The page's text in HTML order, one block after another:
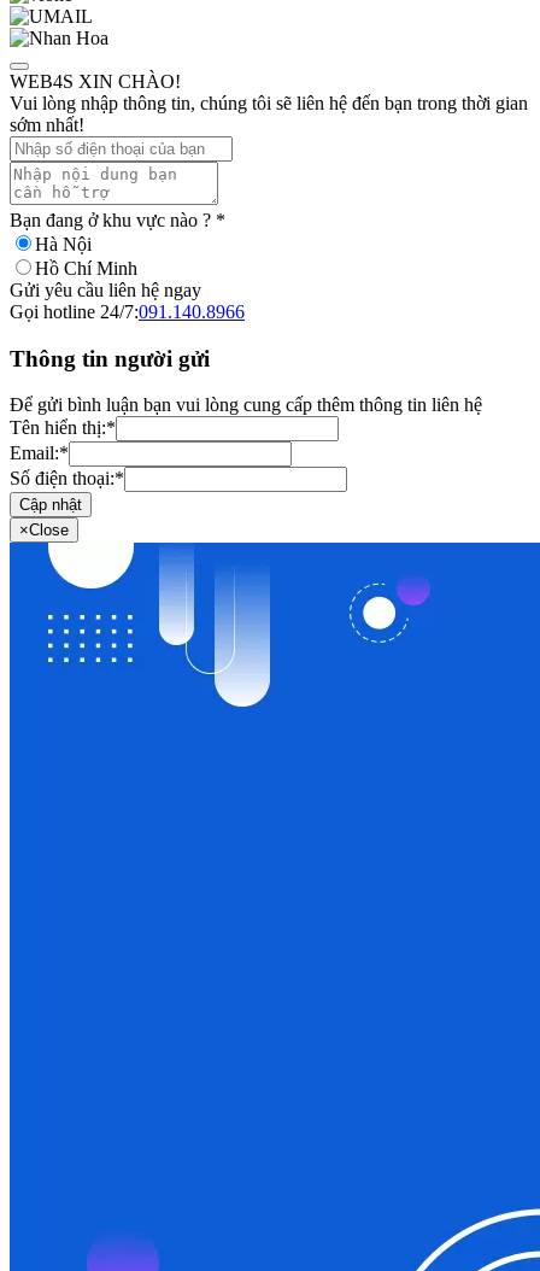
WEB4S XIN CHÀO!
Vui lòng nhập thông tin, chúng tôi sẽ liên hệ đến bạn trong thời gian
sớm nhất!
Bạn đang ở khu vực nào ? *
Hà Nội
Hồ Chí Minh
Gửi yêu cầu liên hệ ngay
Gọi hotline 24/7:091.140.8966
Thông tin người gửi
Để gửi bình luận bạn vui lòng cung cấp thêm thông tin liên hệ
Tên hiển thị:*
Email:*
Số điện thoại:*
Cập nhật
×Close